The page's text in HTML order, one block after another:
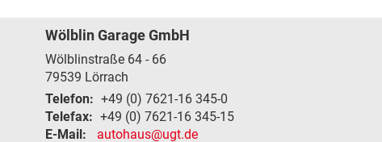
Wölblin Garage GmbH
Wölblinstraße 64 - 66
79539 Lörrach
Telefon: +49 (0) 7621-16 345-0
Telefax: +49 (0) 7621-16 345-15
E-Mail:
autohaus@ugt.de